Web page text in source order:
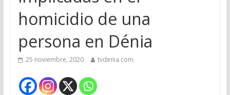
homicidio de una
persona en Dénia
25 noviembre, 2020 tvdenia.com